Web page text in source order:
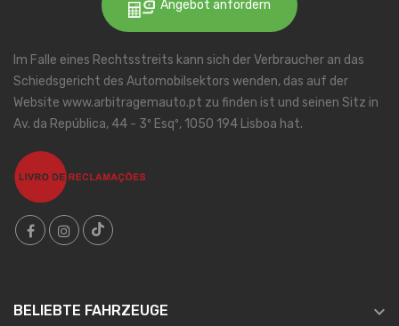
Angebot anfordern
Im Falle eines Rechtsstreits kann sich der Verbraucher an das
Schiedsgericht des Automobilsektors wenden, das auf der
Website www.arbitragemauto.pt zu finden ist und seinen Sitz in
Av. da República, 44 - 3º Esqº, 1050 194 Lisboa hat.
BELIEBTE FAHRZEUGE 